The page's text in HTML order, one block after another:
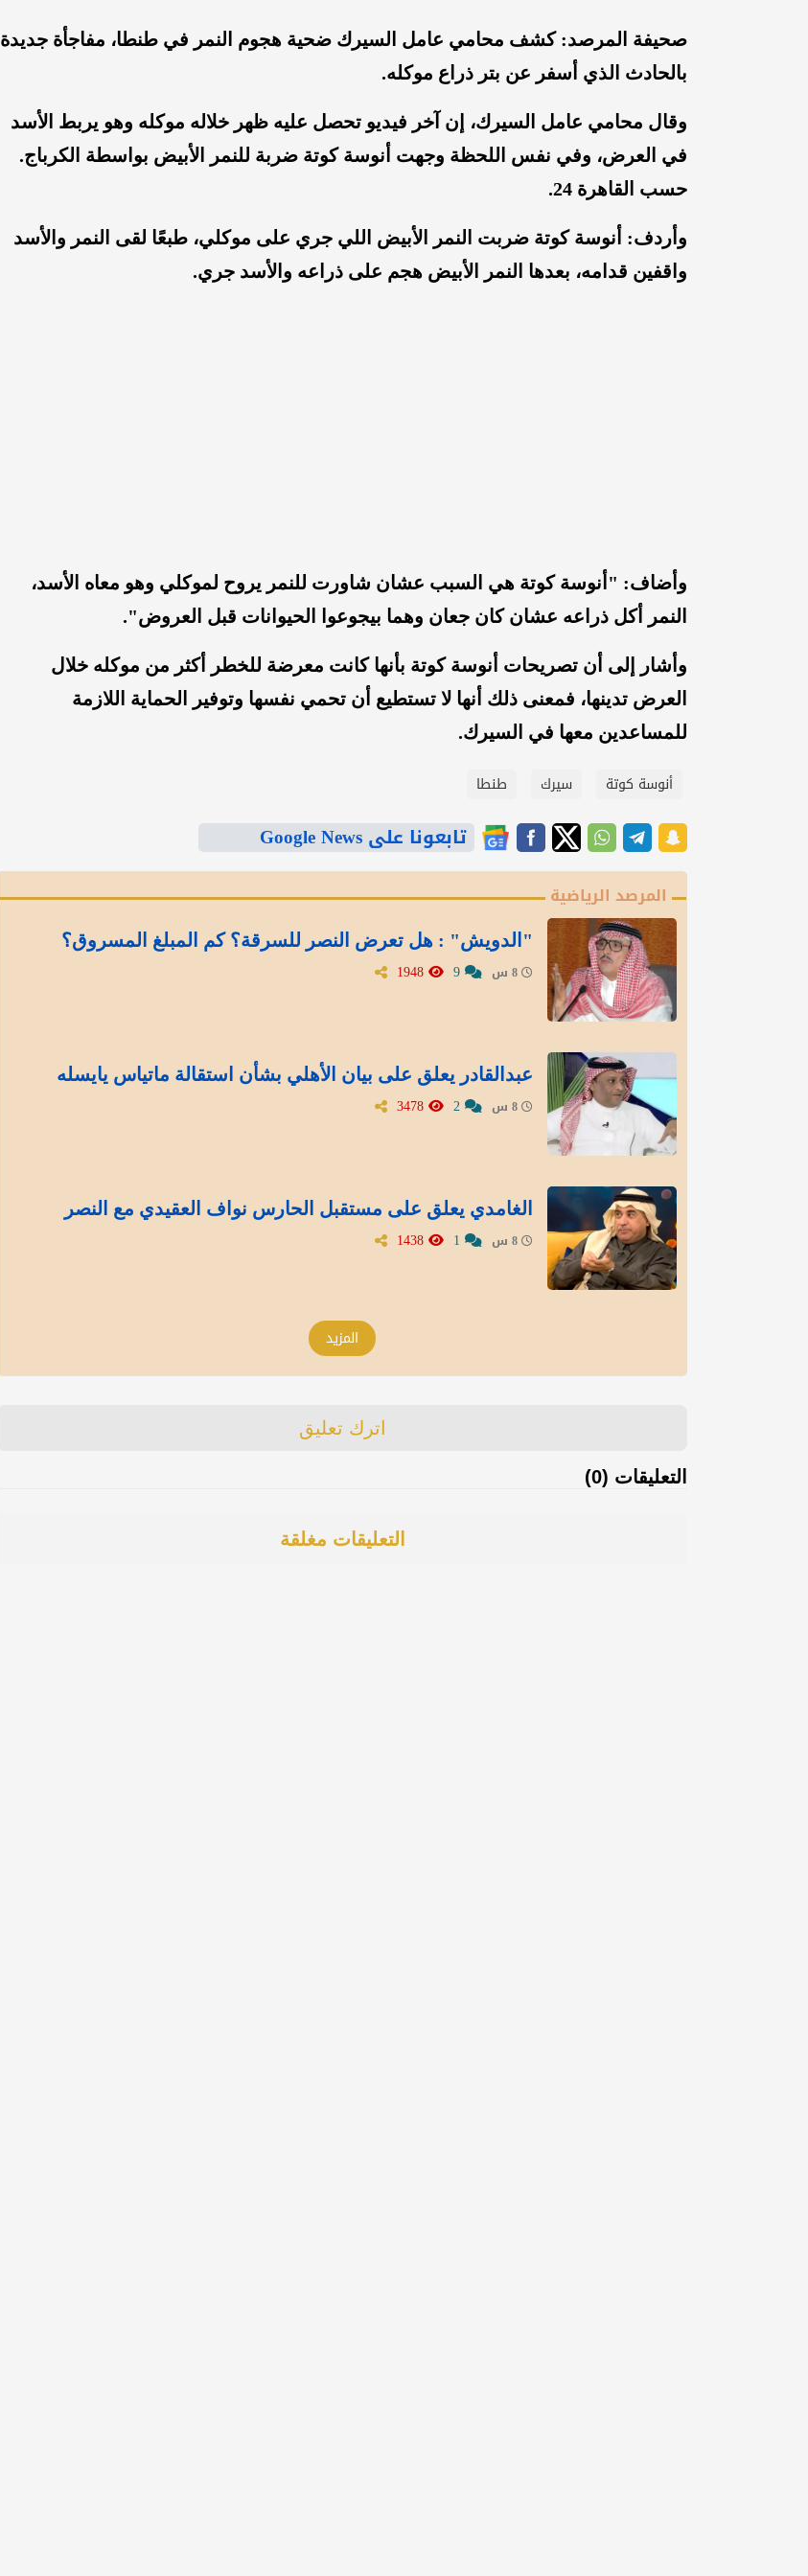
صحيفة المرصد: كشف محامي عامل السيرك ضحية هجوم النمر في طنطا، مفاجأة جديدة
بالحادث الذي أسفر عن بتر ذراع موكله.
وقال محامي عامل السيرك، إن آخر فيديو تحصل عليه ظهر خلاله موكله وهو يربط الأسد
في العرض، وفي نفس اللحظة وجهت أنوسة كوتة ضربة للنمر الأبيض بواسطة الكرباج.
حسب القاهرة 24.
وأردف: أنوسة كوتة ضربت النمر الأبيض اللي جري على موكلي، طبعًا لقى النمر والأسد
واقفين قدامه، بعدها النمر الأبيض هجم على ذراعه والأسد جري.
وأضاف: "أنوسة كوتة هي السبب عشان شاورت للنمر يروح لموكلي وهو معاه الأسد،
النمر أكل ذراعه عشان كان جعان وهما بيجوعوا الحيوانات قبل العروض".
وأشار إلى أن تصريحات أنوسة كوتة بأنها كانت معرضة للخطر أكثر من موكله خلال
العرض تدينها، فمعنى ذلك أنها لا تستطيع أن تحمي نفسها وتوفير الحماية اللازمة
للمساعدين معها في السيرك.
أنوسة كوتة سيرك طنطا
تابعونا على Google News
المرصد الرياضية
"الدويش" : هل تعرض النصر للسرقة؟ كم المبلغ المسروق؟
عبدالقادر يعلق على بيان الأهلي بشأن استقالة ماتياس يايسله
الغامدي يعلق على مستقبل الحارس نواف العقيدي مع النصر
المزيد
اترك تعليق
التعليقات (0)
التعليقات مغلقة